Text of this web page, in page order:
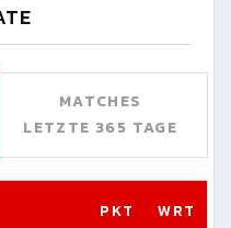
MATCHES
LETZTE 365 TAGE
PKT WRT